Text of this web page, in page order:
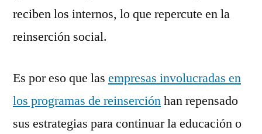
reciben los internos, lo que repercute en la
reinserción social.
Es por eso que las empresas involucradas en
los programas de reinserciónhan repensado
sus estrategias para continuar la educación o